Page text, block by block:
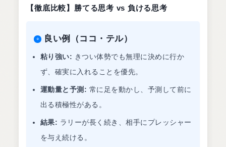
【徹底比較】勝てる思考 vs 負ける思考
○ 良い例（ココ・テル）
粘り強い: きつい体勢でも無理に決めに行か
ず、確実に入れることを優先。
運動量と予測: 常に足を動かし、予測して前に
出る積極性がある。
結果: ラリーが長く続き、相手にプレッシャー
を与え続ける。